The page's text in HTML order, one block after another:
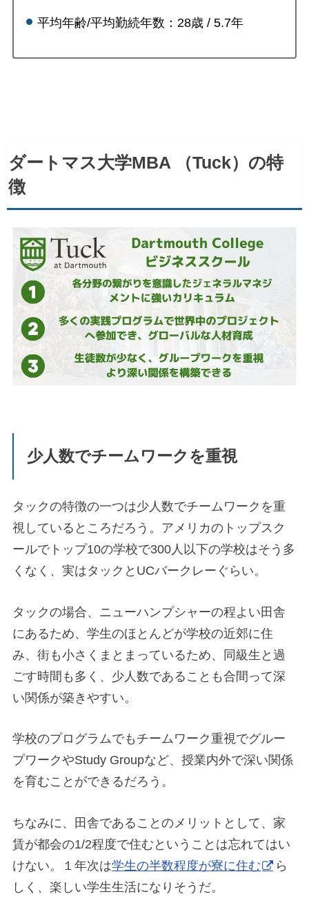
平均年齢/平均勤続年数：28歳 / 5.7年
ダートマス大学MBA （Tuck）の特
徴
少人数でチームワークを重視
タックの特徴の一つは少人数でチームワークを重
視しているところだろう。アメリカのトップスク
ールでトップ10の学校で300人以下の学校はそう多
くなく、実はタックとUCバークレーぐらい。
タックの場合、ニューハンプシャーの程よい田舎
にあるため、学生のほとんどが学校の近郊に住
み、街も小さくまとまっているため、同級生と過
ごす時間も多く、少人数であることも合間って深
い関係が築きやすい。
学校のプログラムでもチームワーク重視でグルー
プワークやStudy Groupなど、授業内外で深い関係
を育むことができるだろう。
ちなみに、田舎であることのメリットとして、家
賃が都会の1/2程度で住むということは忘れてはい
けない。１年次は学生の半数程度が寮に住む
ら
しく、楽しい学生生活になりそうだ。